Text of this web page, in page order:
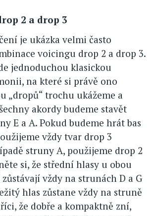
2 a drop 3
je ukázka velmi často
voicingu drop 2 a drop 3.
jednoduchou klasickou
na které si právě ono
„dropů“ trochu ukážeme a
akordy budeme stavět
E a A. Pokud budeme hrát bas
vždy tvar drop 3
struny A, použijeme drop 2
si, že střední hlasy u obou
vždy na strunách D a G
hlas zůstane vždy na struně
že dobře a kompaktně zní,